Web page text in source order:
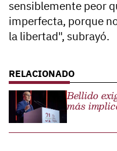
sensiblemente peor
imperfecta, porque
la libertad", subrayó.
Bellido
más